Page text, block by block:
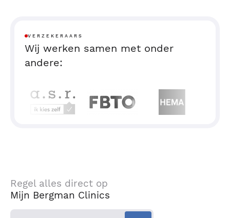
VERZEKERAARS
Wij werken samen met onder
andere:
Regel alles direct op
Mijn Bergman Clinics